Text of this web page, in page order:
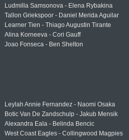
Ludmilla Samsonova - Elena Rybakina
Tallon Griekspoor - Daniel Merida Aguilar
Learner Tien - Thiago Augustin Tirante
Alina Korneeva - Cori Gauff
Joao Fonseca - Ben Shelton
Leylah Annie Fernandez - Naomi Osaka
Botic Van De Zandschulp - Jakub Mensik
Alexandra Eala - Belinda Bencic
West Coast Eagles - Collingwood Magpies